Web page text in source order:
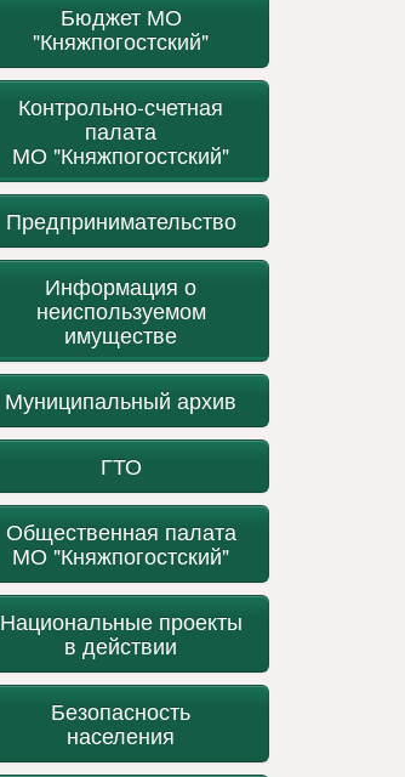
Бюджет МО
"Княжпогостский"
Контрольно-счетная
палата
МО "Княжпогостский"
Предпринимательство
Информация о
неиспользуемом
имуществе
Муниципальный архив
ГТО
Общественная палата
МО "Княжпогостский"
Национальные проекты
в действии
Безопасность
населения